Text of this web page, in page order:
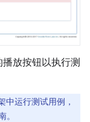
放按钮以执行测
中运行测试用例，
。